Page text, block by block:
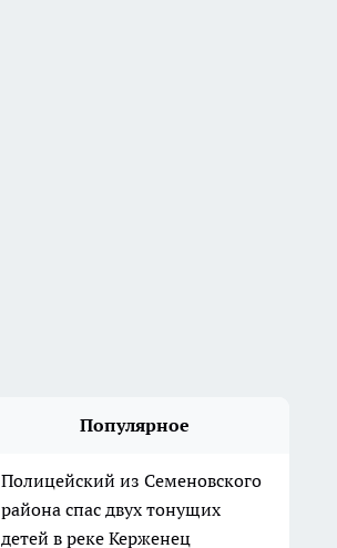
Популярное
Полицейский из Семеновского
района спас двух тонущих
детей в реке Керженец